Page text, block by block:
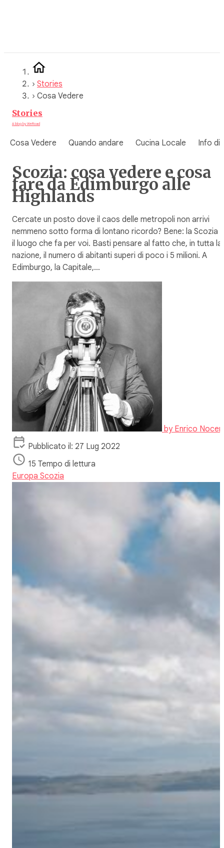
› Stories
› Cosa Vedere
Stories
A blog by WeRoad
Cosa Vedere Quando andare Cucina Locale Info di
Scozia: cosa vedere e cosa
fare da Edimburgo alle
Highlands
Cercate un posto dove il caos delle metropoli non arrivi
nemmeno sotto forma di lontano ricordo? Bene: la Scozia è
il luogo che fa per voi. Basti pensare al fatto che, in tutta la
nazione, il numero di abitanti superi di poco i 5 milioni. A
Edimburgo, la Capitale,…
by Enrico
Pubblicato il: 27 Lug 2022
15 Tempo di lettura
Europa Scozia